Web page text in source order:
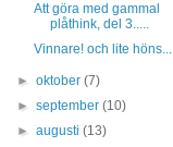
Att göra med gammal
plåthink, del 3.....
Vinnare! och lite
►oktober(7)
►september(10)
►augusti(13)